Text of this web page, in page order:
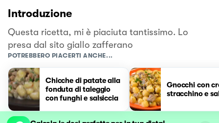
Introduzione
Questa ricetta, mi è piaciuta tantissimo. Lo
presa dal sito giallo zafferano
POTREBBERO PIACERTI ANCHE...
Chicche di patate alla
fonduta di taleggio
con funghi e salsiccia
Gnocchi con
stracchino e